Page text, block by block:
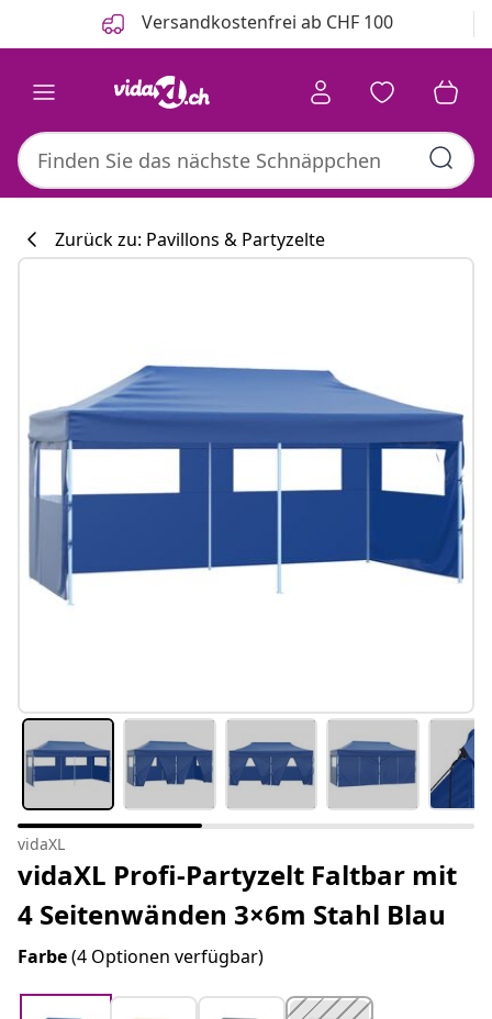
Versandkostenfrei ab CHF 100
Zurück zu: Pavillons & Partyzelte
vidaXL
vidaXL Profi-Partyzelt Faltbar mit
4 Seitenwänden 3×6m Stahl Blau
Farbe(4 Optionen verfügbar)